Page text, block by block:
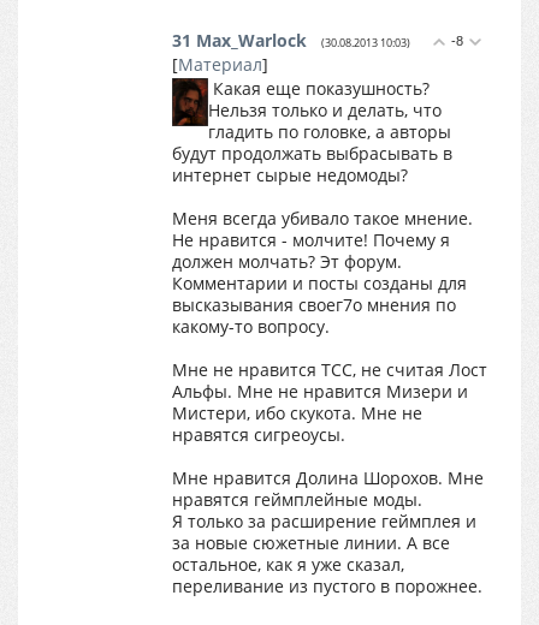
-8
31 Max_Warlock (30.08.2013 10:03)
[Материал]
Какая еще показушность?
Нельзя только и делать, что
гладить по головке, а авторы
будут продолжать выбрасывать в
интернет сырые недомоды?
Меня всегда убивало такое мнение.
Не нравится - молчите! Почему я
должен молчать? Эт форум.
Комментарии и посты созданы для
высказывания своег7о мнения по
какому-то вопросу.
Мне не нравится ТСС, не считая Лост
Альфы. Мне не нравится Мизери и
Мистери, ибо скукота. Мне не
нравятся сигреоусы.
Мне нравится Долина Шорохов. Мне
нравятся геймплейные моды.
Я только за расширение геймплея и
за новые сюжетные линии. А все
остальное, как я уже сказал,
переливание из пустого в порожнее.